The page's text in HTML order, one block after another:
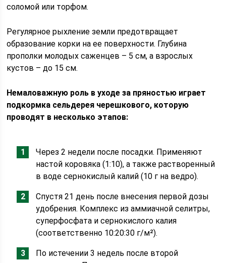
соломой или торфом.
Регулярное рыхление земли предотвращает
образование корки на ее поверхности. Глубина
прополки молодых саженцев – 5 см, а взрослых
кустов – до 15 см.
Немаловажную роль в уходе за пряностью играет
подкормка сельдерея черешкового, которую
проводят в несколько этапов:
Через 2 недели после посадки. Применяют
настой коровяка (1:10), а также растворенный
в воде сернокислый калий (10 г на ведро).
Спустя 21 день после внесения первой дозы
удобрения. Комплекс из аммиачной селитры,
суперфосфата и сернокислого калия
(соответственно 10:20:30 г/м²).
По истечении 3 недель после второй